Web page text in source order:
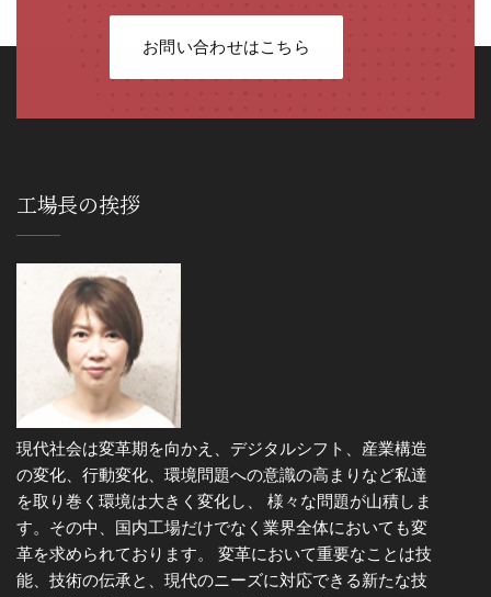
お問い合わせはこちら
工場長の挨拶
現代社会は変革期を向かえ、デジタルシフト、産業構造
の変化、行動変化、環境問題への意識の高まりなど私達
を取り巻く環境は大きく変化し、 様々な問題が山積しま
す。その中、国内工場だけでなく業界全体においても変
革を求められております。 変革において重要なことは技
能、技術の伝承と、現代のニーズに対応できる新たな技